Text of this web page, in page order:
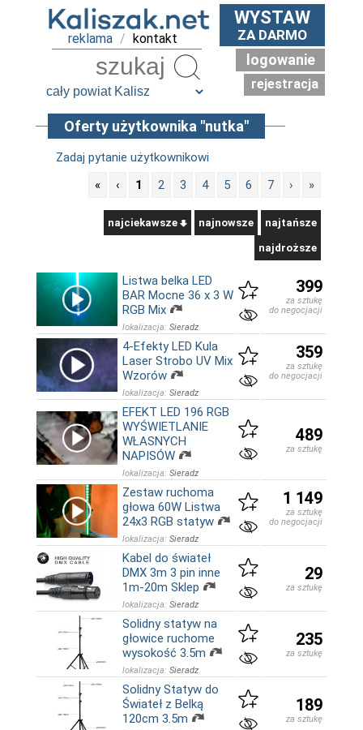
reklama / kontakt
WYSTAW
ZA DARMO
logowanie
rejestracja
Oferty użytkownika "nutka"
Zadaj pytanie użytkownikowi
«
‹ 1 2 3 4 5 6 7 › »
najciekawsze najnowsze najtańsze
najdroższe
Listwa belka LED
BAR Mocne 36 x 3 W
RGB Mix
lokalizacja: Sieradz
399
za sztukę
do negocjacji
4-Efekty LED Kula
Laser Strobo UV Mix
Wzorów
lokalizacja: Sieradz
359
za sztukę
do negocjacji
EFEKT LED 196 RGB
WYŚWIETLANIE
WŁASNYCH
NAPISÓW
lokalizacja: Sieradz
489
za sztukę
Zestaw ruchoma
głowa 60W Listwa
24x3 RGB statyw
lokalizacja: Sieradz
1 149
za sztukę
do negocjacji
Kabel do świateł
DMX 3m 3 pin inne
1m-20m Sklep
lokalizacja: Sieradz
29
za sztukę
Solidny statyw na
głowice ruchome
wysokość 3.5m
lokalizacja: Sieradz
235
za sztukę
Solidny Statyw do
Świateł z Belką
120cm 3.5m
189
za sztukę